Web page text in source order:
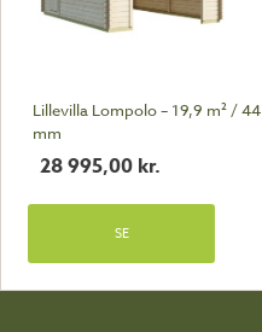
Lillevilla Lompolo – 19,9 m² / 44
mm
28 995,00 kr.
SE